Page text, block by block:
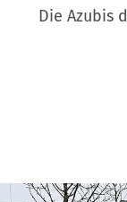
Die Azubis